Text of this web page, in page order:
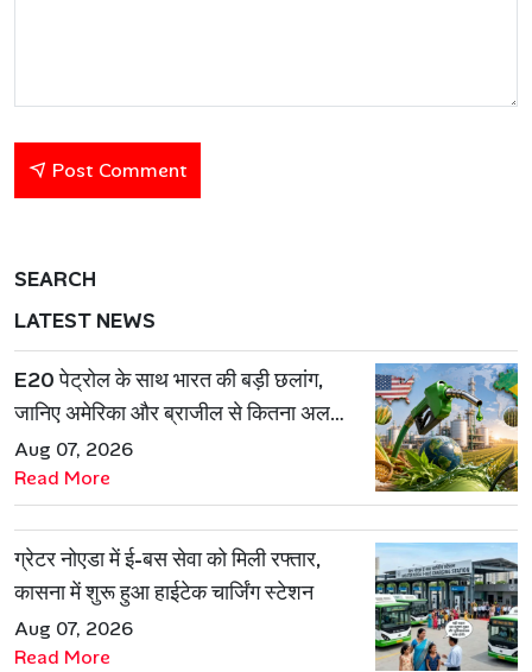
Post Comment
SEARCH
LATEST NEWS
E20 पेट्रोल के साथ भारत की बड़ी छलांग,
जानिए अमेरिका और ब्राजील से कितना अलग
है एथेनॉल मॉडल
Aug 07, 2026
Read More
ग्रेटर नोएडा में ई-बस सेवा को मिली रफ्तार,
कासना में शुरू हुआ हाईटेक चार्जिंग स्टेशन
Aug 07, 2026
Read More